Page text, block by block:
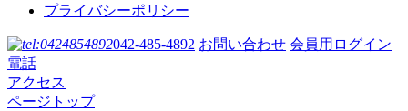
プライバシーポリシー
042-485-4892 お問い合わせ 会員用ログイン
電話
アクセス
ページトップ